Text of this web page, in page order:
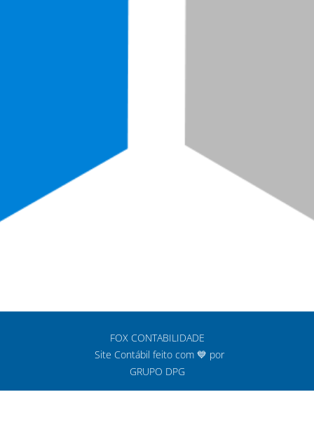
FOX CONTABILIDADE
Site Contábil feito com 💙 por
GRUPO DPG